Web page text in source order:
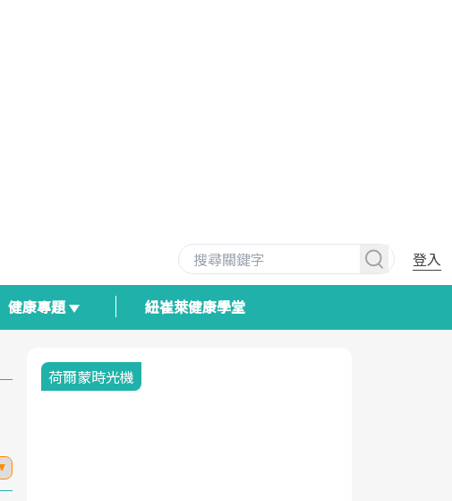
登入
健康專題 紐崔萊健康學堂
荷爾蒙時光機